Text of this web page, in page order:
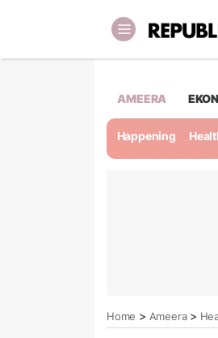
AMEERA
Happening
Home > Ameera>